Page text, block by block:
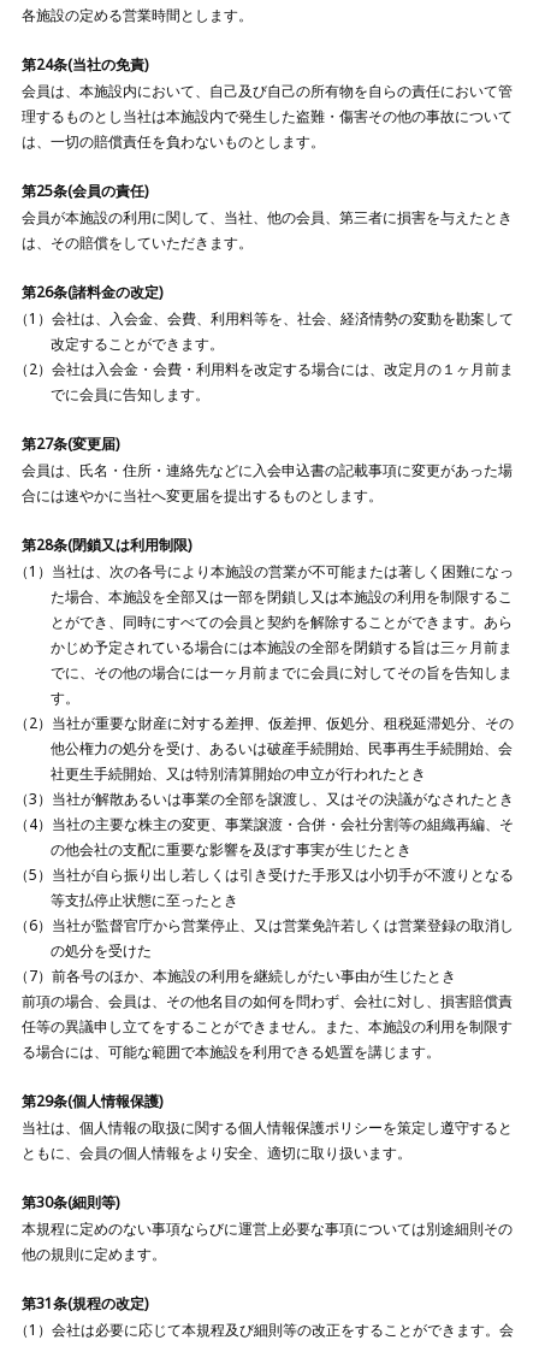
各施設の定める営業時間とします。
第24条(当社の免責)
会員は、本施設内において、自己及び自己の所有物を自らの責任において管
理するものとし当社は本施設内で発生した盗難・傷害その他の事故について
は、一切の賠償責任を負わないものとします。
第25条(会員の責任)
会員が本施設の利用に関して、当社、他の会員、第三者に損害を与えたとき
は、その賠償をしていただきます。
第26条(諸料金の改定)
会社は、入会金、会費、利用料等を、社会、経済情勢の変動を勘案して
改定することができます。
会社は入会金・会費・利用料を改定する場合には、改定月の１ヶ月前ま
でに会員に告知します。
第27条(変更届)
会員は、氏名・住所・連絡先などに入会申込書の記載事項に変更があった場
合には速やかに当社へ変更届を提出するものとします。
第28条(閉鎖又は利用制限)
当社は、次の各号により本施設の営業が不可能または著しく困難になっ
た場合、本施設を全部又は一部を閉鎖し又は本施設の利用を制限するこ
とができ、同時にすべての会員と契約を解除することができます。あら
かじめ予定されている場合には本施設の全部を閉鎖する旨は三ヶ月前ま
でに、その他の場合には一ヶ月前までに会員に対してその旨を告知しま
す。
当社が重要な財産に対する差押、仮差押、仮処分、租税延滞処分、その
他公権力の処分を受け、あるいは破産手続開始、民事再生手続開始、会
社更生手続開始、又は特別清算開始の申立が行われたとき
当社が解散あるいは事業の全部を譲渡し、又はその決議がなされたとき
当社の主要な株主の変更、事業譲渡・合併・会社分割等の組織再編、そ
の他会社の支配に重要な影響を及ぼす事実が生じたとき
当社が自ら振り出し若しくは引き受けた手形又は小切手が不渡りとなる
等支払停止状態に至ったとき
当社が監督官庁から営業停止、又は営業免許若しくは営業登録の取消し
の処分を受けた
前各号のほか、本施設の利用を継続しがたい事由が生じたとき
前項の場合、会員は、その他名目の如何を問わず、会社に対し、損害賠償責
任等の異議申し立てをすることができません。また、本施設の利用を制限す
る場合には、可能な範囲で本施設を利用できる処置を講じます。
第29条(個人情報保護)
当社は、個人情報の取扱に関する個人情報保護ポリシーを策定し遵守すると
ともに、会員の個人情報をより安全、適切に取り扱います。
第30条(細則等)
本規程に定めのない事項ならびに運営上必要な事項については別途細則その
他の規則に定めます。
第31条(規程の改定)
会社は必要に応じて本規程及び細則等の改正をすることができます。会